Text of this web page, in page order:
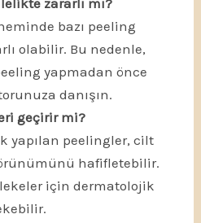
zararlı mı?
bazı peeling
olabilir. Bu nedenle,
yapmadan önce
danışın.
geçirir mi?
yapılan peelingler, cilt
hafifletebilir.
için dermatolojik